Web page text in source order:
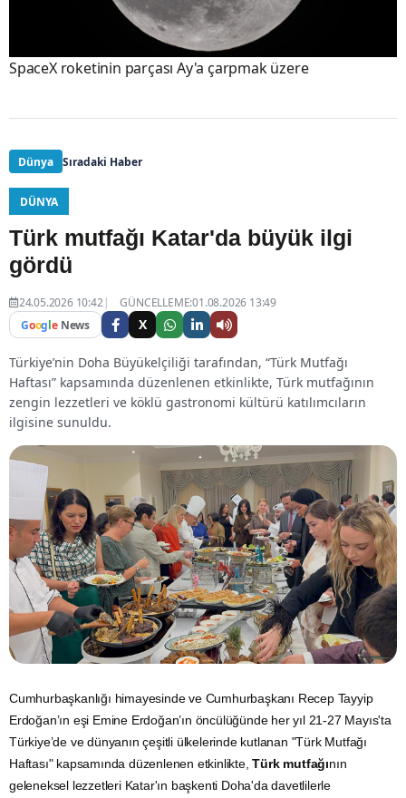
SpaceX roketinin parçası Ay'a çarpmak üzere
Dünya Sıradaki Haber
DÜNYA
Türk mutfağı Katar'da büyük ilgi
gördü
24.05.2026 10:42
GÜNCELLEME:01.08.2026 13:49
Google News X
Türkiye’nin Doha Büyükelçiliği tarafından, “Türk Mutfağı
Haftası” kapsamında düzenlenen etkinlikte, Türk mutfağının
zengin lezzetleri ve köklü gastronomi kültürü katılımcıların
ilgisine sunuldu.
Cumhurbaşkanlığı himayesinde ve Cumhurbaşkanı Recep Tayyip
Erdoğan’ın eşi Emine Erdoğan’ın öncülüğünde her yıl 21-27 Mayıs'ta
Türkiye’de ve dünyanın çeşitli ülkelerinde kutlanan "Türk Mutfağı
Haftası" kapsamında düzenlenen etkinlikte,Türk mutfağının
geleneksel lezzetleri Katar'ın başkenti Doha'da davetlilerle